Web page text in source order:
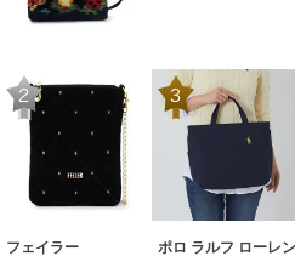
フェイラー ポロ ラルフ ローレン